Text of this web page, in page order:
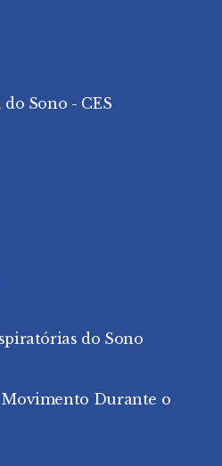
Sono - CES
do Sono
Movimento Durante o